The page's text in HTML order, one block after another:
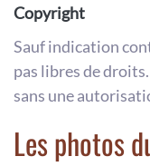
Copyright
Sauf indication
pas libres de
sans une
Les photos